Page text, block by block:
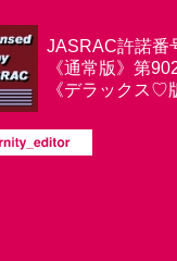
JASRAC許諾番
《通常版》第
《デラックス♡